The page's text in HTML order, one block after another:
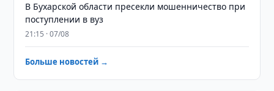
В Бухарской области пресекли мошенничество при
поступлении в вуз
21:15 · 07/08
Больше новостей →